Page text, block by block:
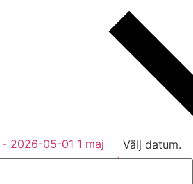
- 2026-05-01 1 maj Välj datum.